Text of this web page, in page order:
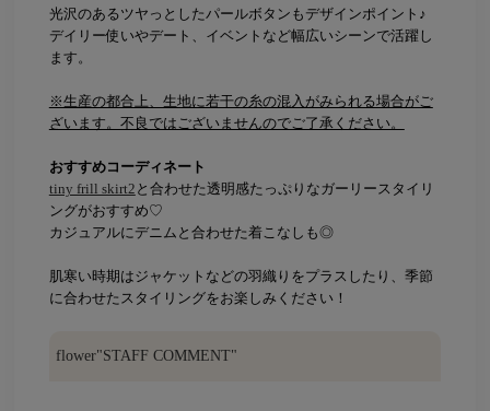
光沢のあるツヤっとしたパールボタンもデザインポイント♪
デイリー使いやデート、イベントなど幅広いシーンで活躍し
ます。
※生産の都合上、生地に若干の糸の混入がみられる場合がご
ざいます。不良ではございませんのでご了承ください。
おすすめコーディネート
tiny frill skirt2 と合わせた透明感たっぷりなガーリースタイリ
ングがおすすめ♡
カジュアルにデニムと合わせた着こなしも◎
肌寒い時期はジャケットなどの羽織りをプラスしたり、季節
に合わせたスタイリングをお楽しみください！
flower"STAFF COMMENT"